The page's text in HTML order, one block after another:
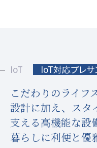
IoT IoT対応プレサ
こだわりのライフ
設計に加え、 スタ
支える高機能な設
暮らしに利便と優